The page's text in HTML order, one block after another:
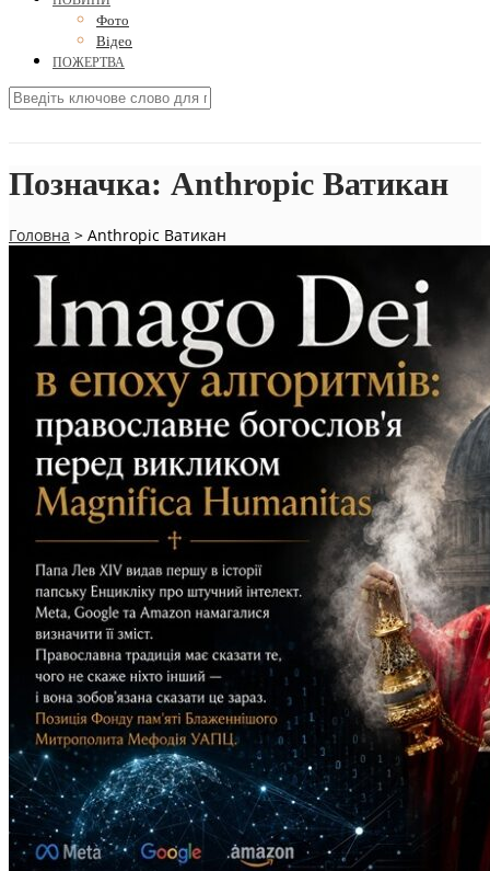
Фото
Відео
ПОЖЕРТВА
Позначка: Anthropic Ватикан
Головна > Anthropic Ватикан